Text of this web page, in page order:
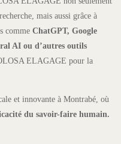
mais aussi grâce à
comme ChatGPT, Google
AI ou d’autres outils
ELAGAGE pour la
et innovante à Montrabé, où
du savoir-faire humain.